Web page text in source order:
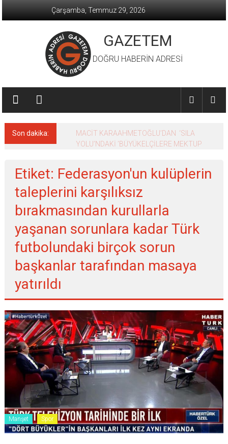
Çarşamba, Temmuz 29, 2026
GAZETEM
DOĞRU HABERİN ADRESİ
Son dakika:
MACİT KARAAHMETOĞLU’DAN ‘SILA
YOLU’NDAKİ ’BÜYÜKELÇİLERE MEKTUP
Etiket: Federasyon'un kulüplerin
taleplerini karşılıksız
bırakmasından kurullarla
yaşanan sorunlara kadar Türk
futbolundaki birçok sorun
başkanlar tarafından masaya
yatırıldı
Manşet Spor